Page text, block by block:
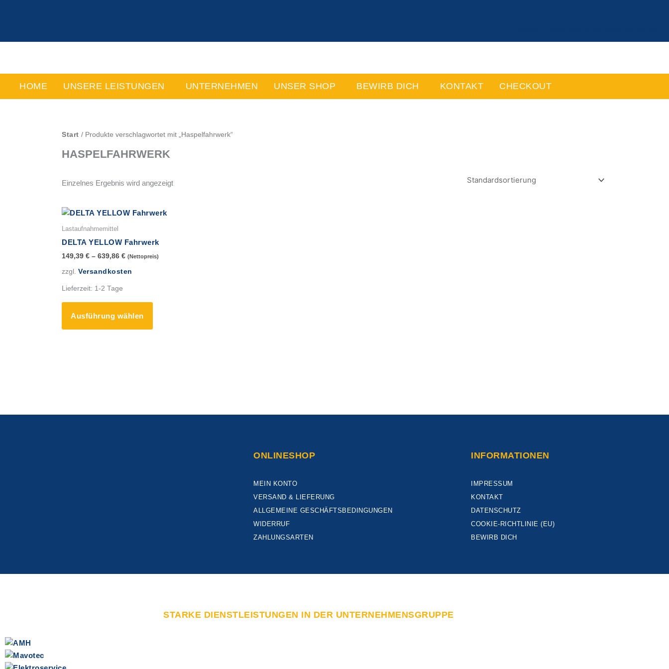
HOME UNSERE LEISTUNGEN UNTERNEHMEN UNSER SHOP BEWIRB DICH KONTAKT CHECKOUT
Start / Produkte verschlagwortet mit „Haspelfahrwerk“
HASPELFAHRWERK
Einzelnes Ergebnis wird angezeigt
Lastaufnahmemittel
DELTA YELLOW Fahrwerk
149,39 € – 639,86 € (Nettopreis)
zzgl. Versandkosten
Lieferzeit: 1-2 Tage
Ausführung wählen
Dieses
Varianten
der
ONLINESHOP
MEIN KONTO
VERSAND & LIEFERUNG
ALLGEMEINE GESCHÄFTSBEDINGUNGEN
WIDERRUF
ZAHLUNGSARTEN
INFORMATIONEN
IMPRESSUM
KONTAKT
DATENSCHUTZ
COOKIE-RICHTLINIE (EU)
BEWIRB DICH
STARKE DIENSTLEISTUNGEN IN DER UNTERNEHMENSGRUPPE